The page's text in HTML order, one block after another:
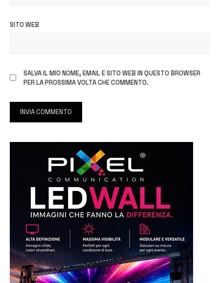
SITO WEB
SALVA IL MIO NOME, EMAIL E SITO WEB IN QUESTO BROWSER
PER LA PROSSIMA VOLTA CHE COMMENTO.